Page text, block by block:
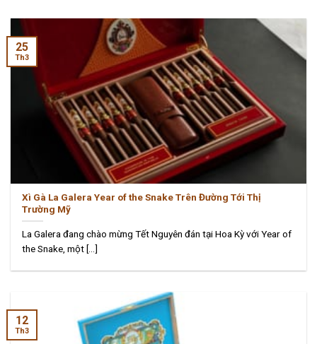
Xì Gà La Galera Year of the Snake Trên Đường Tới Thị
Trường Mỹ
La Galera đang chào mừng Tết Nguyên đán tại Hoa Kỳ với Year of
the Snake, một [...]
25
Th3
12
Th3